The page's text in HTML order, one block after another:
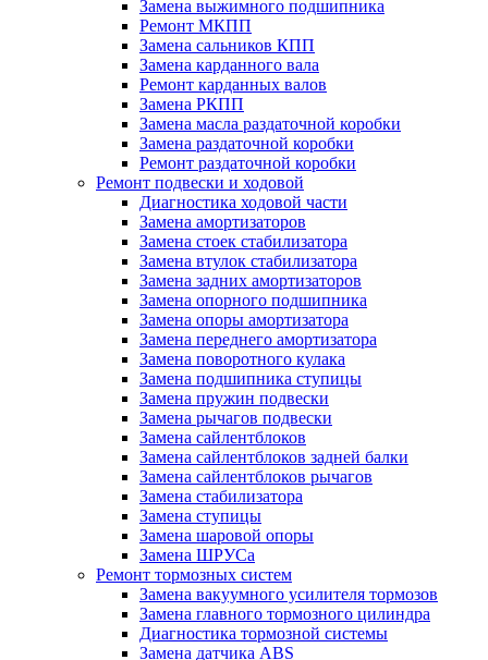
Замена выжимного подшипника
Ремонт МКПП
Замена сальников КПП
Замена карданного вала
Ремонт карданных валов
Замена РКПП
Замена масла раздаточной коробки
Замена раздаточной коробки
Ремонт раздаточной коробки
Ремонт подвески и ходовой
Диагностика ходовой части
Замена амортизаторов
Замена стоек стабилизатора
Замена втулок стабилизатора
Замена задних амортизаторов
Замена опорного подшипника
Замена опоры амортизатора
Замена переднего амортизатора
Замена поворотного кулака
Замена подшипника ступицы
Замена пружин подвески
Замена рычагов подвески
Замена сайлентблоков
Замена сайлентблоков задней балки
Замена сайлентблоков рычагов
Замена стабилизатора
Замена ступицы
Замена шаровой опоры
Замена ШРУСа
Ремонт тормозных систем
Замена вакуумного усилителя тормозов
Замена главного тормозного цилиндра
Диагностика тормозной системы
Замена датчика ABS